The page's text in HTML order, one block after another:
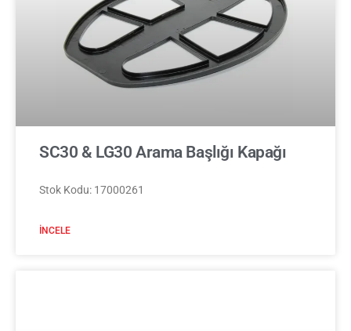
SC30 & LG30 Arama Başlığı Kapağı
Stok Kodu: 17000261
İNCELE